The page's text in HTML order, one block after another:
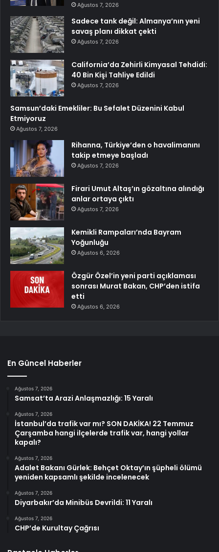
Ağustos 7, 2026
Sadece tank değil: Almanya’nın yeni
savaş planı dikkat çekti
Ağustos 7, 2026
California’da Zehirli Kimyasal Tehdidi:
40 Bin Kişi Tahliye Edildi
Ağustos 7, 2026
Samsun’daki Emekliler: Bu Sefalet Düzenini Kabul
Etmiyoruz
Ağustos 7, 2026
Rihanna, Türkiye’den o havalimanını
takip etmeye başladı
Ağustos 7, 2026
Firari Umut Altaş’ın gözaltına alındığı
anlar ortaya çıktı
Ağustos 7, 2026
Kemikli Rampaları’nda Bayram
Yoğunluğu
Ağustos 6, 2026
Özgür Özel’in yeni parti açıklaması
sonrası Murat Bakan, CHP’den istifa
etti
Ağustos 6, 2026
En Güncel Haberler
Ağustos 7, 2026
Samsat’ta Arazi Anlaşmazlığı: 15 Yaralı
Ağustos 7, 2026
İstanbul’da trafik var mı? SON DAKİKA! 22 Temmuz
Çarşamba hangi ilçelerde trafik var, hangi yollar
kapalı?
Ağustos 7, 2026
Adalet Bakanı Gürlek: Behçet Oktay’ın şüpheli ölümü
yeniden kapsamlı şekilde incelenecek
Ağustos 7, 2026
Diyarbakır’da Minibüs Devrildi: 11 Yaralı
Ağustos 7, 2026
CHP’de Kurultay Çağrısı